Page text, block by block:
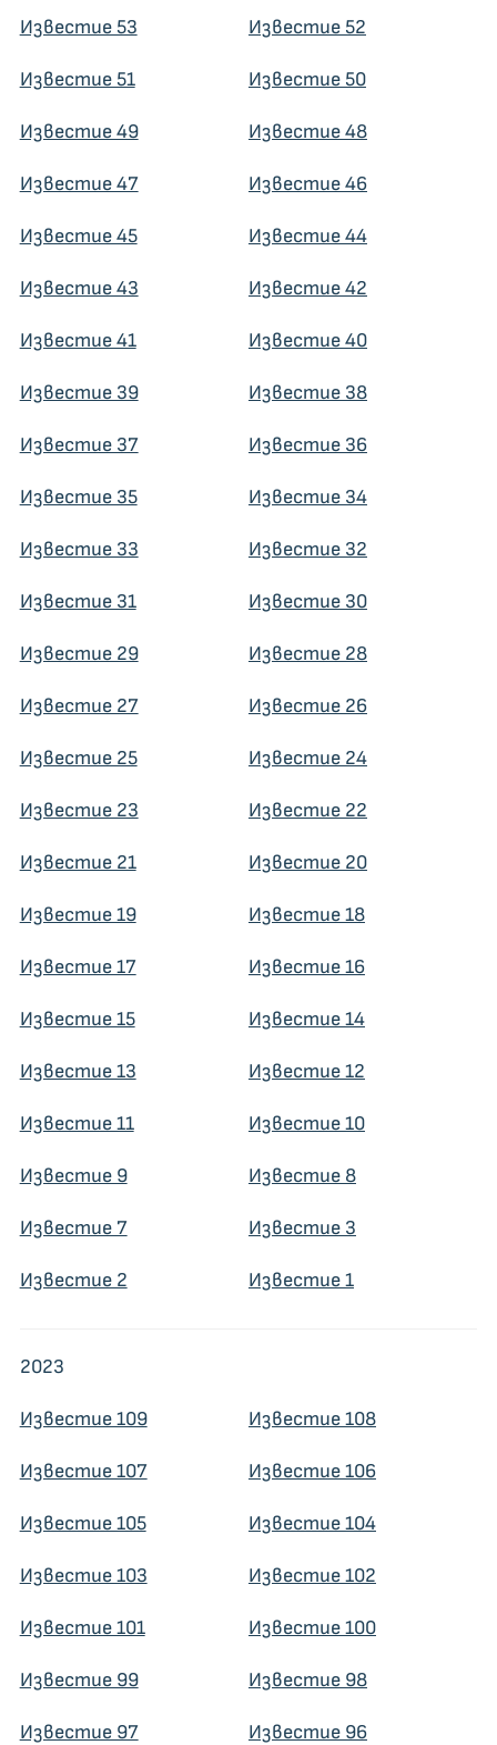
Известие 53 Известие 52
Известие 51 Известие 50
Известие 49 Известие 48
Известие 47 Известие 46
Известие 45 Известие 44
Известие 43 Известие 42
Известие 41 Известие 40
Известие 39 Известие 38
Известие 37 Известие 36
Известие 35 Известие 34
Известие 33 Известие 32
Известие 31 Известие 30
Известие 29 Известие 28
Известие 27 Известие 26
Известие 25 Известие 24
Известие 23 Известие 22
Известие 21 Известие 20
Известие 19 Известие 18
Известие 17 Известие 16
Известие 15 Известие 14
Известие 13 Известие 12
Известие 11 Известие 10
Известие 9 Известие 8
Известие 7 Известие 3
Известие 2 Известие 1
2023
Известие 109 Известие 108
Известие 107 Известие 106
Известие 105 Известие 104
Известие 103 Известие 102
Известие 101 Известие 100
Известие 99 Известие 98
Известие 97 Известие 96